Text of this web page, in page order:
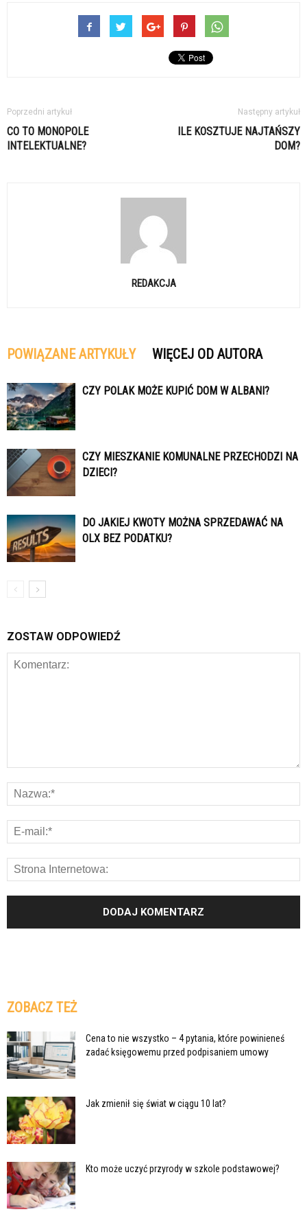
Poprzedni artykuł
CO TO MONOPOLE
INTELEKTUALNE?
Następny artykuł
ILE KOSZTUJE NAJTAŃSZY
DOM?
REDAKCJA
POWIĄZANE ARTYKUŁY WIĘCEJ OD AUTORA
CZY POLAK MOŻE KUPIĆ DOM W ALBANI?
CZY MIESZKANIE KOMUNALNE PRZECHODZI NA
DZIECI?
DO JAKIEJ KWOTY MOŻNA SPRZEDAWAĆ NA
OLX BEZ PODATKU?
ZOSTAW ODPOWIEDŹ
ZOBACZ TEŻ
Cena to nie wszystko – 4 pytania, które powinieneś
zadać księgowemu przed podpisaniem umowy
Jak zmienił się świat w ciągu 10 lat?
Kto może uczyć przyrody w szkole podstawowej?